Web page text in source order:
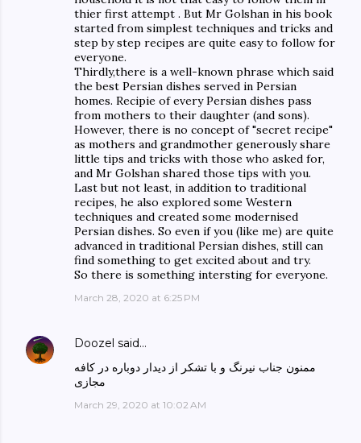
thier first attempt . But Mr Golshan in his book
started from simplest techniques and tricks and
step by step recipes are quite easy to follow for
everyone.
Thirdly,there is a well-known phrase which said
the best Persian dishes served in Persian
homes. Recipie of every Persian dishes pass
from mothers to their daughter (and sons).
However, there is no concept of "secret recipe"
as mothers and grandmother generously share
little tips and tricks with those who asked for,
and Mr Golshan shared those tips with you.
Last but not least, in addition to traditional
recipes, he also explored some Western
techniques and created some modernised
Persian dishes. So even if you (like me) are quite
advanced in traditional Persian dishes, still can
find something to get excited about and try.
So there is something intersting for everyone.
March 28, 2020 at 6:25 PM
Doozel said…
ممنون جناب نیرنگ و با تشکر از دیدار دوباره در کافه
مجازی
March 29, 2020 at 10:02 AM